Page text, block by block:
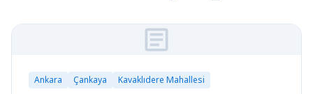
Ankara Çankaya Kavaklıdere Mahallesi